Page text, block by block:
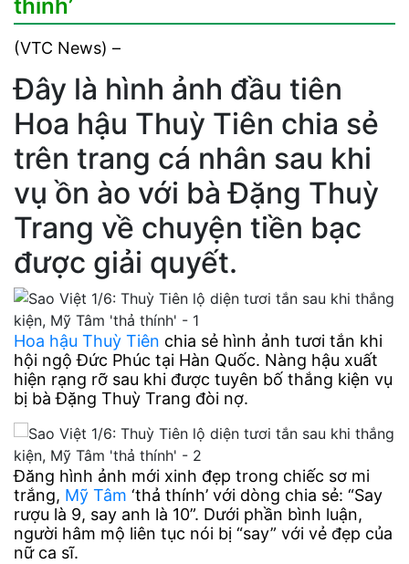
thính’
(VTC News) –
Đây là hình ảnh đầu tiên
Hoa hậu Thuỳ Tiên chia sẻ
trên trang cá nhân sau khi
vụ ồn ào với bà Đặng Thuỳ
Trang về chuyện tiền bạc
được giải quyết.
Hoa hậu Thuỳ Tiên chia sẻ hình ảnh tươi tắn khi
hội ngộ Đức Phúc tại Hàn Quốc. Nàng hậu xuất
hiện rạng rỡ sau khi được tuyên bố thắng kiện vụ
bị bà Đặng Thuỳ Trang đòi nợ.
Đăng hình ảnh mới xinh đẹp trong chiếc sơ mi
trắng, Mỹ Tâm ‘thả thính’ với dòng chia sẻ: “Say
rượu là 9, say anh là 10”. Dưới phần bình luận,
người hâm mộ liên tục nói bị “say” với vẻ đẹp của
nữ ca sĩ.